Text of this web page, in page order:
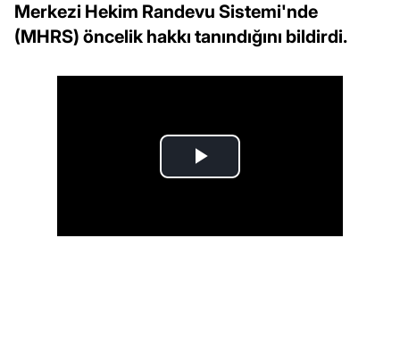
Merkezi Hekim Randevu Sistemi'nde
(MHRS) öncelik hakkı tanındığını bildirdi.